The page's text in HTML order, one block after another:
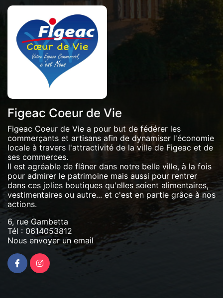
Figeac Coeur de Vie
Figeac Coeur de Vie a pour but de fédérer les
commerçants et artisans afin de dynamiser l'économie
locale à travers l'attractivité de la ville de Figeac et de
ses commerces.
Il est agréable de flâner dans notre belle ville, à la fois
pour admirer le patrimoine mais aussi pour rentrer
dans ces jolies boutiques qu'elles soient alimentaires,
vestimentaires ou autre... et c'est en partie grâce à nos
actions.
6, rue Gambetta
Tél : 0614053812
Nous envoyer un email